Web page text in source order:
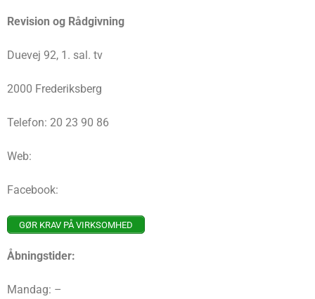
Revision og Rådgivning
Duevej 92, 1. sal. tv
2000 Frederiksberg
Telefon: 20 23 90 86
Web:
Facebook:
GØR KRAV PÅ VIRKSOMHED
Åbningstider:
Mandag: –